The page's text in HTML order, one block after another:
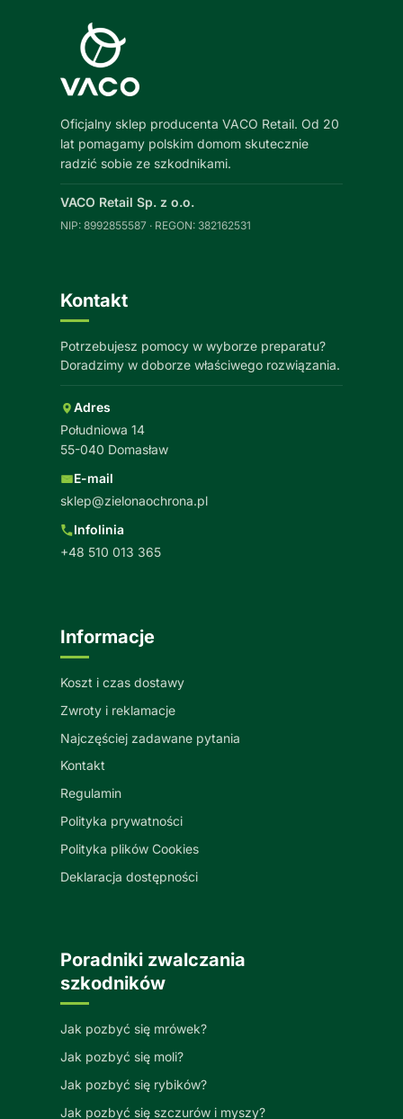
Oficjalny sklep producenta VACO Retail. Od 20
lat pomagamy polskim domom skutecznie
radzić sobie ze szkodnikami.
VACO Retail Sp. z o.o.
NIP: 8992855587 · REGON: 382162531
Kontakt
Potrzebujesz pomocy w wyborze preparatu?
Doradzimy w doborze właściwego rozwiązania.
Adres
Południowa 14
55-040 Domasław
E-mail
sklep@zielonaochrona.pl
Infolinia
+48 510 013 365
Informacje
Koszt i czas dostawy
Zwroty i reklamacje
Najczęściej zadawane pytania
Kontakt
Regulamin
Polityka prywatności
Polityka plików Cookies
Deklaracja dostępności
Poradniki zwalczania
szkodników
Jak pozbyć się mrówek?
Jak pozbyć się moli?
Jak pozbyć się rybików?
Jak pozbyć się szczurów i myszy?